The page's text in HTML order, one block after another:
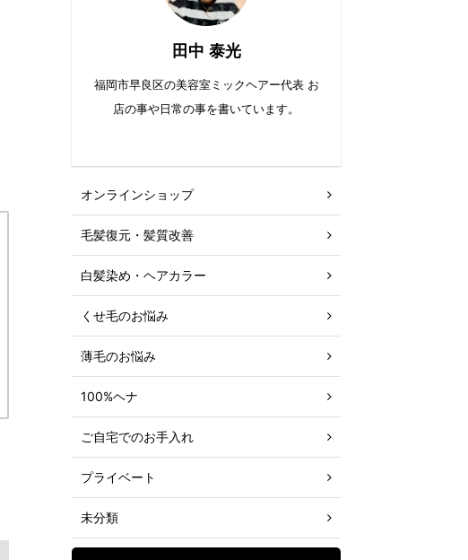
田中 泰光
福岡市早良区の美容室ミックヘアー代表 お
店の事や日常の事を書いています。
オンラインショップ
毛髪復元・髪質改善
白髪染め・ヘアカラー
くせ毛のお悩み
薄毛のお悩み
100%ヘナ
ご自宅でのお手入れ
プライベート
未分類